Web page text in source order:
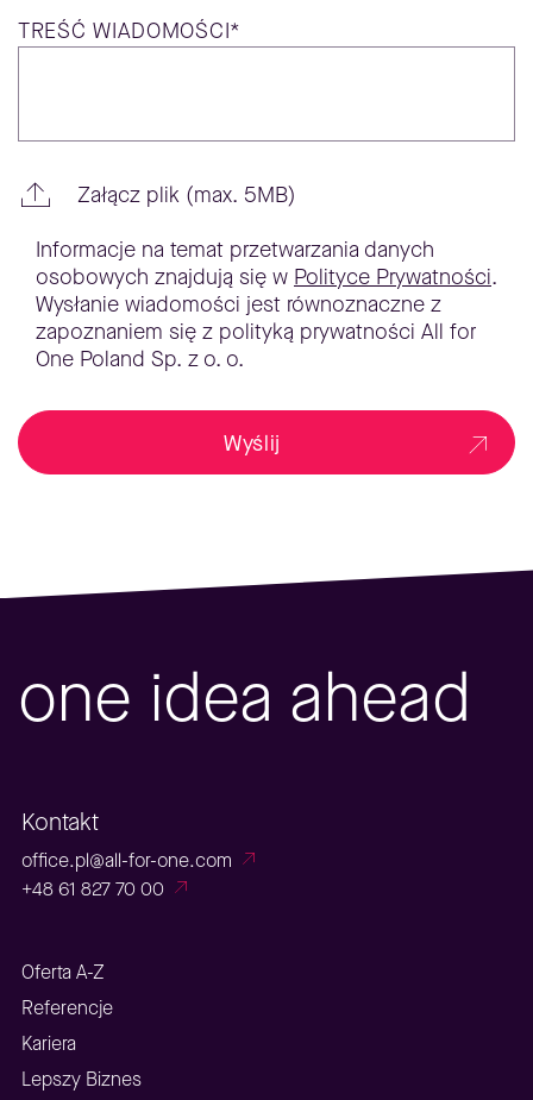
TREŚĆ WIADOMOŚCI*
Załącz plik (max. 5MB)
Informacje na temat przetwarzania danych
osobowych znajdują się w Polityce Prywatności.
Wysłanie wiadomości jest równoznaczne z
zapoznaniem się z polityką prywatności All for
One Poland Sp. z o. o.
Wyślij
one idea ahead
Kontakt
office.pl@all-for-one.com
+48 61 827 70 00
Oferta A-Z
Referencje
Kariera
Lepszy Biznes